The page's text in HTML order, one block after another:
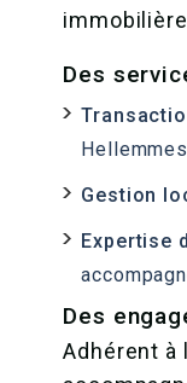
Des
Gestion
Expertise
Des
Adhérent à